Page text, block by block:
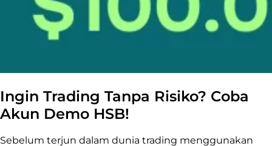
Ingin Trading Tanpa Risiko? Coba
Akun Demo HSB!
Sebelum terjun dalam dunia trading menggunakan